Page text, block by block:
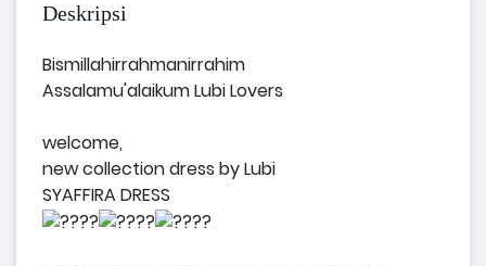
Deskripsi
Bismillahirrahmanirrahim
Assalamu'alaikum Lubi Lovers
welcome,
new collection dress by Lubi
SYAFFIRA DRESS